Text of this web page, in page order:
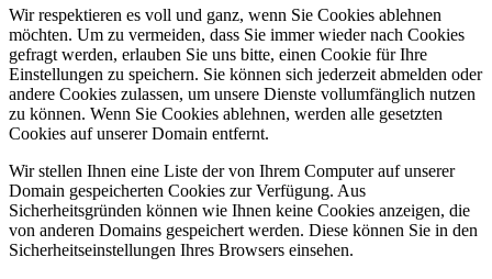
Wir respektieren es voll und ganz, wenn Sie Cookies ablehnen
möchten. Um zu vermeiden, dass Sie immer wieder nach Cookies
gefragt werden, erlauben Sie uns bitte, einen Cookie für Ihre
Einstellungen zu speichern. Sie können sich jederzeit abmelden oder
andere Cookies zulassen, um unsere Dienste vollumfänglich nutzen
zu können. Wenn Sie Cookies ablehnen, werden alle gesetzten
Cookies auf unserer Domain entfernt.
Wir stellen Ihnen eine Liste der von Ihrem Computer auf unserer
Domain gespeicherten Cookies zur Verfügung. Aus
Sicherheitsgründen können wie Ihnen keine Cookies anzeigen, die
von anderen Domains gespeichert werden. Diese können Sie in den
Sicherheitseinstellungen Ihres Browsers einsehen.